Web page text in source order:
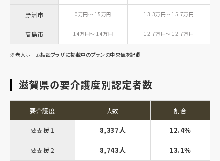
野洲市 0万円～ 15万円 13.3万円～ 15.7万円
高島市 14万円～ 14万円 12.7万円～ 12.7万円
※老人ホーム相談プラザに掲載中のプランの中央値を記載
滋賀県の要介護度別認定者数
要介護度 人数 割合
要支援１ 8,337人 12.4％
要支援２ 8,743人 13.1％